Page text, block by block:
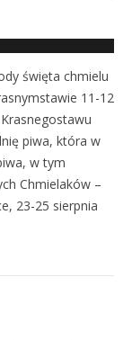
święta chmielu
11-12
piwa, która w
w tym
Chmielaków –
23-25 sierpnia